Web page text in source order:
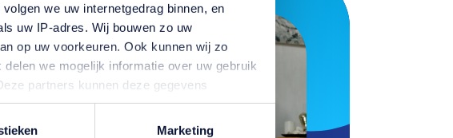
we uw internetgedrag binnen, en
uw IP-adres. Wij bouwen zo uw
op uw voorkeuren. Ook kunnen wij zo
we mogelijk informatie over uw gebruik
partners kunnen deze gegevens
verzameld op basis van uw gebruik van
of uw toestemming intrekken door te
Marketing